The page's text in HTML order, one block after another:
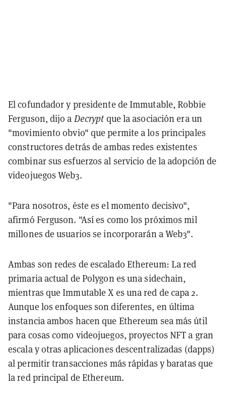
El cofundador y presidente de Immutable, Robbie
Ferguson, dijo a Decrypt que la asociación era un
"movimiento obvio" que permite a los principales
constructores detrás de ambas redes existentes
combinar sus esfuerzos al servicio de la adopción de
videojuegos Web3.
"Para nosotros, éste es el momento decisivo",
afirmó Ferguson. "Así es como los próximos mil
millones de usuarios se incorporarán a Web3".
Ambas son redes de escalado Ethereum: La red
primaria actual de Polygon es una sidechain,
mientras que Immutable X es una red de capa 2.
Aunque los enfoques son diferentes, en última
instancia ambos hacen que Ethereum sea más útil
para cosas como videojuegos, proyectos NFT a gran
escala y otras aplicaciones descentralizadas (dapps)
al permitir transacciones más rápidas y baratas que
la red principal de Ethereum.